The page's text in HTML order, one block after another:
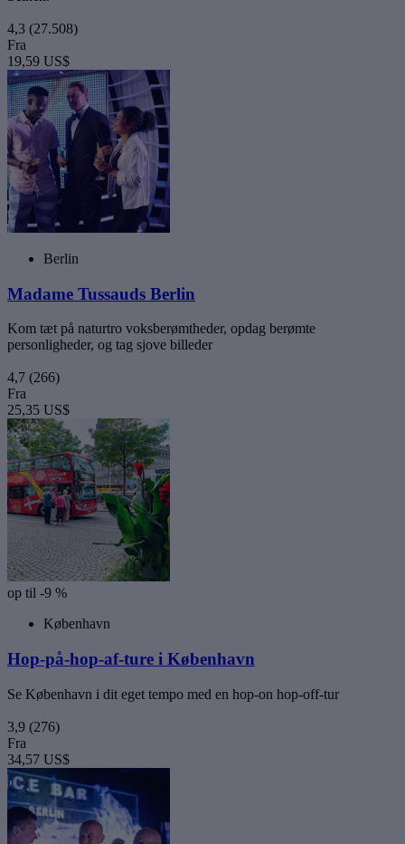
4,3 (27.508)
Fra
19,59 US$
Berlin
Madame Tussauds Berlin
Kom tæt på naturtro voksberømtheder, opdag berømte
personligheder, og tag sjove billeder
4,7 (266)
Fra
25,35 US$
op til -9 %
København
Hop-på-hop-af-ture i København
Se København i dit eget tempo med en hop-on hop-off-tur
3,9 (276)
Fra
34,57 US$